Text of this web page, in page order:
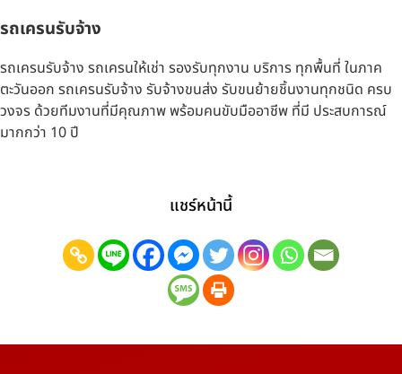
รถเครนรับจ้าง
รถเครนรับจ้าง รถเครนให้เช่า รองรับทุกงาน บริการ ทุกพื้นที่ ในภาค
ตะวันออก รถเครนรับจ้าง รับจ้างขนส่ง รับขนย้ายชิ้นงานทุกชนิด ครบ
วงจร ด้วยทีมงานที่มีคุณภาพ พร้อมคนขับมืออาชีพ ที่มี ประสบการณ์
มากกว่า 10 ปี
แชร์หน้านี้